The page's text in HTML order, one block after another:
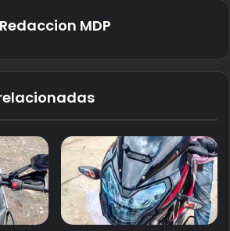
Redaccion MDP